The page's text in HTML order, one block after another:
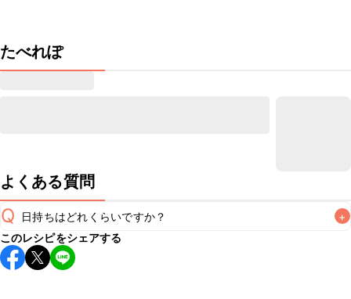
たべれぽ
よくある質問
Q 日持ちはどれくらいですか？ +
保存期間は冷蔵で当日中が目安です。なるべくお早めにお召
し上がりください。
このレシピをシェアする